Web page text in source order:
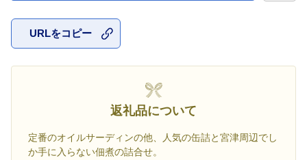
URLをコピー
返礼品について
定番のオイルサーディンの他、人気の缶詰と宮津周辺でし
か手に入らない佃煮の詰合せ。